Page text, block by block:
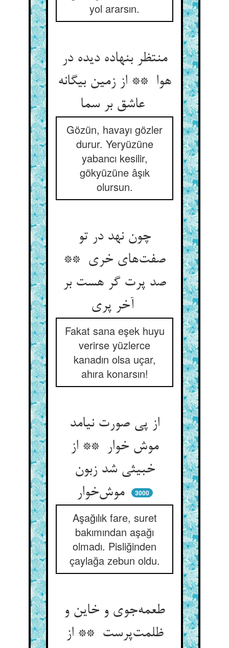
yol ararsın.
منتظر بنهاده دیده در
هوا ** از زمین بیگانه
Gözün, havayı gözler
durur. Yeryüzüne
yabancı kesilir,
gökyüzüne âşık
olursun.
چون نهد در تو
صفت‌های خری **
صد پرت گر هست بر
Fakat sana eşek huyu
verirse yüzlerce
kanadın olsa uçar,
ahıra konarsın!
از پی صورت نیامد
موش خوار ** از
خبیثی شد زبون
موش‌خوار
3000
Aşağılık fare, suret
bakımından aşağı
olmadı. Pisliğinden
çaylağa zebun oldu.
طعمه‌جوی و خاین و
ظلمت‌پرست ** از